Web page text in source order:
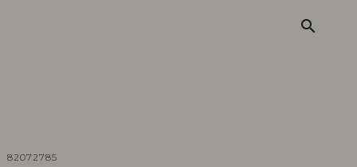
search
82072785